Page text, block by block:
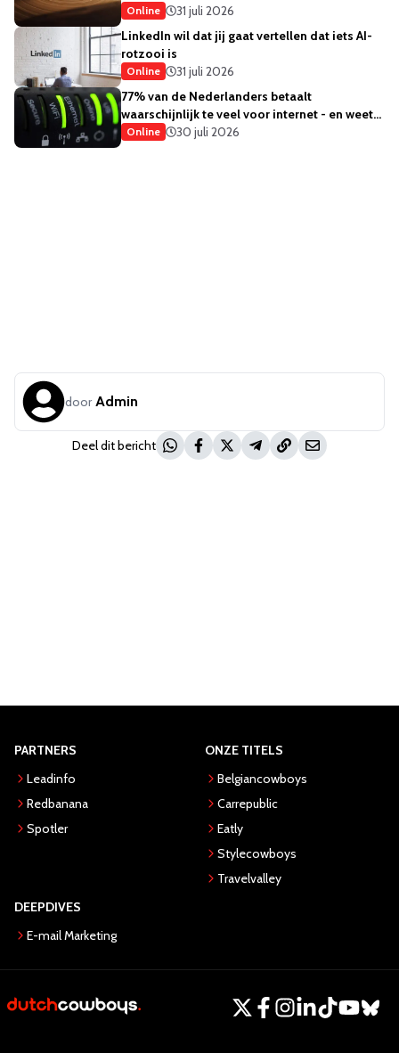
Online
31 juli 2026
LinkedIn wil dat jij gaat vertellen dat iets AI-
rotzooi is
Online
31 juli 2026
77% van de Nederlanders betaalt
waarschijnlijk te veel voor internet - en weet
het ook
Online 30 juli 2026
door Admin
Deel dit bericht
PARTNERS
Leadinfo
Redbanana
Spotler
ONZE TITELS
Belgiancowboys
Carrepublic
Eatly
Stylecowboys
Travelvalley
DEEPDIVES
E-mail Marketing